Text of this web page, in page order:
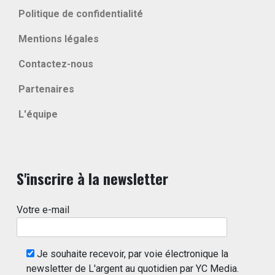
Politique de confidentialité
Mentions légales
Contactez-nous
Partenaires
L'équipe
S'inscrire à la newsletter
Votre e-mail
Je souhaite recevoir, par voie électronique la
newsletter de L'argent au quotidien par YC Media.